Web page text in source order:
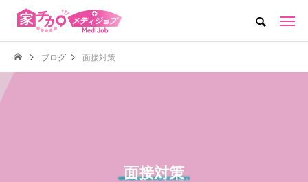
ブログ 面接対策
面接対策